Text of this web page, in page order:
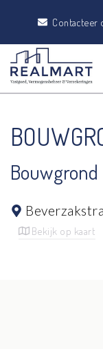
Contacteer
Bouwgrond
Bekijk op kaart